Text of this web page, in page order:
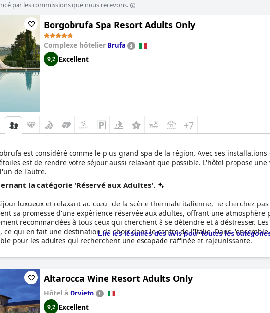
par les commissions que nous recevons.
Borgobrufa Spa Resort Adults Only
Complexe hôtelier Brufa
9,2 Excellent
+7
est considéré comme le plus grand spa de la région. Avec ses
est de rendre votre séjour aussi relaxant que possible. L'hôtel propose
de l'autre.
la catégorie 'Réservé aux Adultes'.
luxueux et relaxant au cœur de la scène thermale italienne, ne cherchez
sa promesse d'une expérience réservée aux adultes, offrant une
recommandées à tous ceux qui cherchent à se détendre et à déstresser.
ce qui en fait une destination de choix dans le centre de l'Italie. Dans
pour les adultes qui recherchent une escapade raffinée et rajeunissante.
Lire les résumés des avis pour toutes les
Altarocca Wine Resort Adults Only
Hôtel à Orvieto
9,2 Excellent